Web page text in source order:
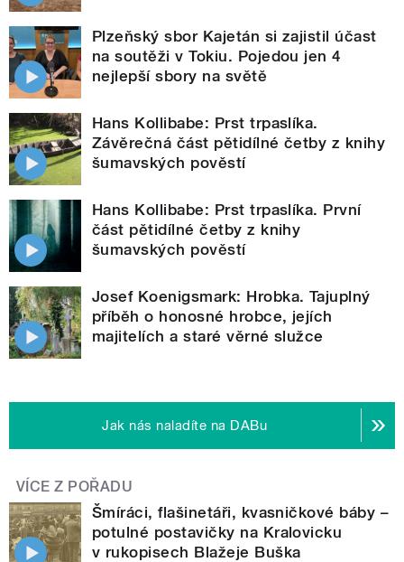
Plzeňský sbor Kajetán si zajistil účast
na soutěži v Tokiu. Pojedou jen 4
nejlepší sbory na světě
Hans Kollibabe: Prst trpaslíka.
Závěrečná část pětidílné četby z knihy
šumavských pověstí
Hans Kollibabe: Prst trpaslíka. První
část pětidílné četby z knihy
šumavských pověstí
Josef Koenigsmark: Hrobka. Tajuplný
příběh o honosné hrobce, jejích
majitelích a staré věrné služce
Jak nás naladíte na DABu
VÍCE Z POŘADU
Šmíráci, flašinetáři, kvasničkové báby –
potulné postavičky na Kralovicku
v rukopisech Blažeje Buška